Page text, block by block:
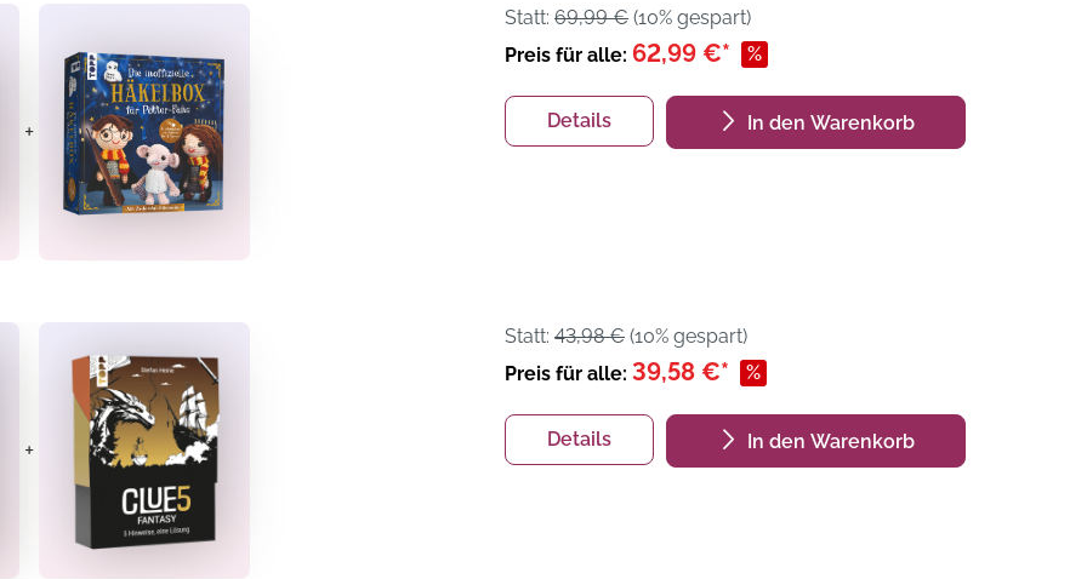
+
Statt: 69,99 € (10% gespart)
Preis für alle: 62,99 €* %
Details In den Warenkorb
+
Statt: 43,98 € (10% gespart)
Preis für alle: 39,58 €* %
Details In den Warenkorb